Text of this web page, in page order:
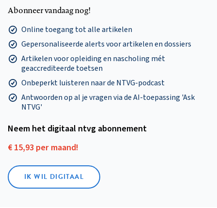
Abonneer vandaag nog!
Online toegang tot alle artikelen
Gepersonaliseerde alerts voor artikelen en dossiers
Artikelen voor opleiding en nascholing mét
geaccrediteerde toetsen
Onbeperkt luisteren naar de NTVG-podcast
Antwoorden op al je vragen via de AI-toepassing 'Ask
NTVG'
Neem het digitaal ntvg abonnement
€ 15,93 per maand!
IK WIL DIGITAAL